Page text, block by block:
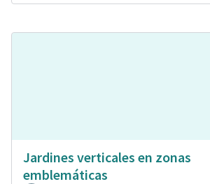
Jardines verticales en zonas
emblemáticas